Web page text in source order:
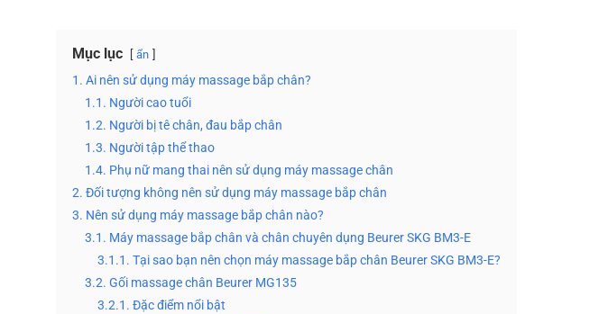
Mục lục ẩn
1. Ai nên sử dụng máy massage bắp chân?
1.1. Người cao tuổi
1.2. Người bị tê chân, đau bắp chân
1.3. Người tập thể thao
1.4. Phụ nữ mang thai nên sử dụng máy massage chân
2. Đối tượng không nên sử dụng máy massage bắp chân
3. Nên sử dụng máy massage bắp chân nào?
3.1. Máy massage bắp chân và chân chuyên dụng Beurer SKG BM3-E
3.1.1. Tại sao bạn nên chọn máy massage bắp chân Beurer SKG BM3-E?
3.2. Gối massage chân Beurer MG135
3.2.1. Đặc điểm nổi bật